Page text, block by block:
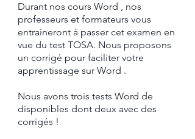
Durant nos cours Word , nos
professeurs et formateurs vous
entraineront à passer cet examen en
vue du test TOSA. ​ Nous proposons
un corrigé pour faciliter votre
apprentissage sur Word .​
Nous avons trois tests Word de
disponibles dont deux avec des
corrigés !